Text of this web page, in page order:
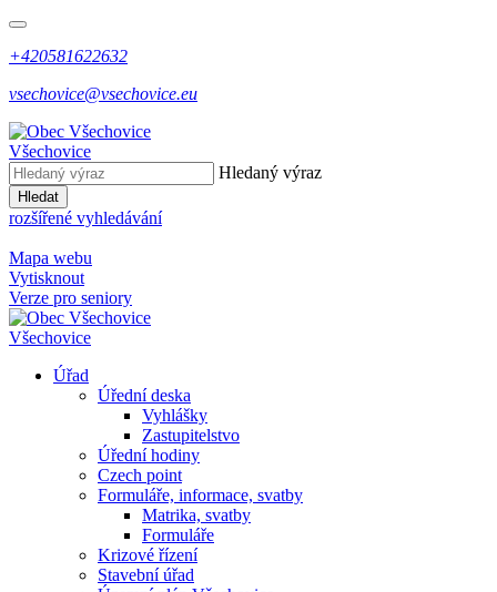
+420581622632
vsechovice@vsechovice.eu
Všechovice
Hledaný výraz
Hledat
rozšířené vyhledávání
Mapa webu
Vytisknout
Verze pro seniory
Všechovice
Úřad
Úřední deska
Vyhlášky
Zastupitelstvo
Úřední hodiny
Czech point
Formuláře, informace, svatby
Matrika, svatby
Formuláře
Krizové řízení
Stavební úřad